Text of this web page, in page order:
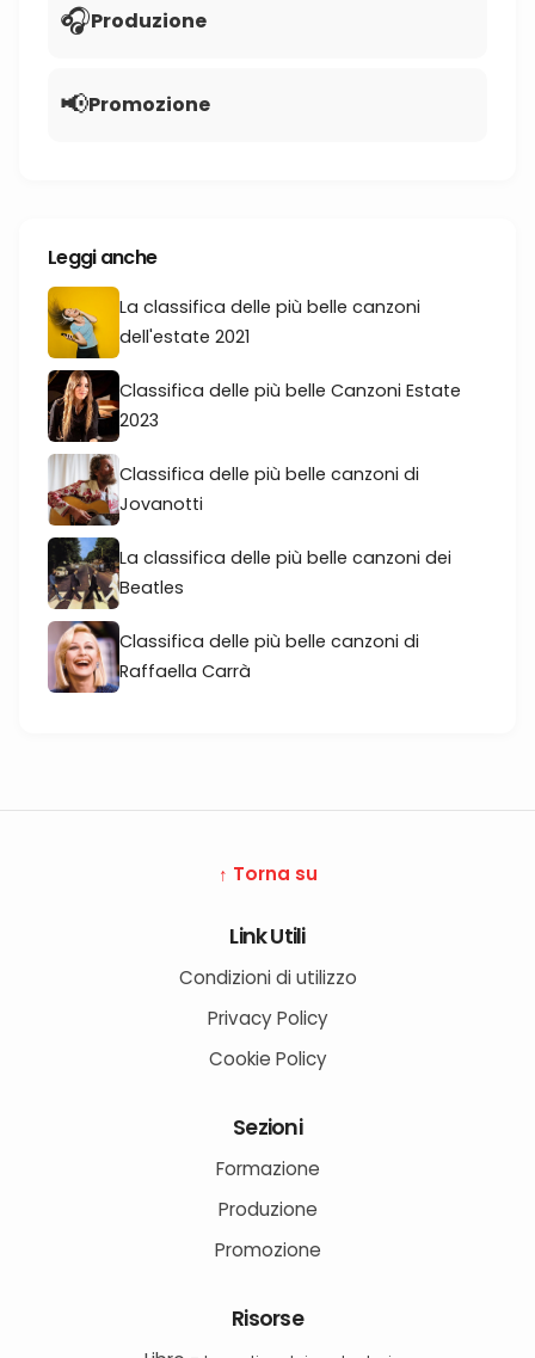
🎧Produzione
📢Promozione
Leggi anche
La classifica delle più belle canzoni
dell'estate 2021
Classifica delle più belle Canzoni Estate
2023
Classifica delle più belle canzoni di
Jovanotti
La classifica delle più belle canzoni dei
Beatles
Classifica delle più belle canzoni di
Raffaella Carrà
↑ Torna su
Link Utili
Condizioni di utilizzo
Privacy Policy
Cookie Policy
Sezioni
Formazione
Produzione
Promozione
Risorse